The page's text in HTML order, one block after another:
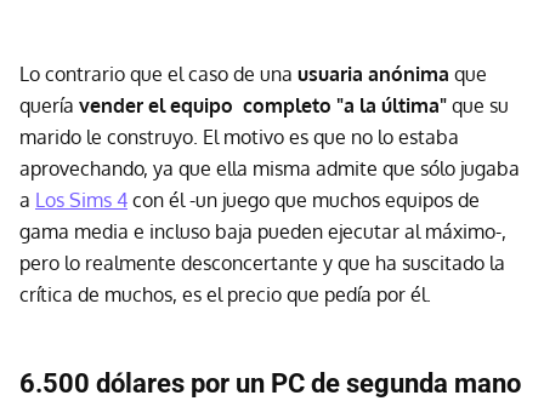
Lo contrario que el caso de una usuaria anónima que
quería vender el equipo completo "a la última" que su
marido le construyo. El motivo es que no lo estaba
aprovechando, ya que ella misma admite que sólo jugaba
a Los Sims 4 con él -un juego que muchos equipos de
gama media e incluso baja pueden ejecutar al máximo-,
pero lo realmente desconcertante y que ha suscitado la
crítica de muchos, es el precio que pedía por él.
6.500 dólares por un PC de segunda mano